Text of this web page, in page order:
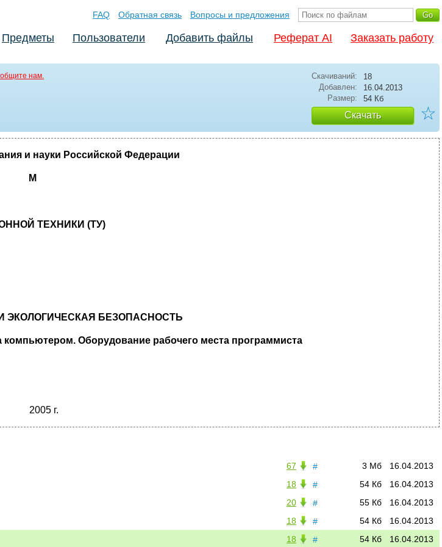
FAQ Обратная связь Вопросы и предложения
Предметы Пользователи Добавить файлы Реферат AI Заказать работу
нам. Скачиваний:
18
Добавлен:
16.04.2013
Размер:
54 Кб
Скачать ☆
и науки Российской Федерации
М
ТЕХНИКИ (ТУ)
ЭКОЛОГИЧЕСКАЯ БЕЗОПАСНОСТЬ
компьютером. Оборудование рабочего места программиста
2005 г.
# 16.04.2013
3 Мб
67
#
16.04.2013
54 Кб
18
#
16.04.2013
55 Кб
20
#
16.04.2013
54 Кб
18
#
16.04.2013
54 Кб
18